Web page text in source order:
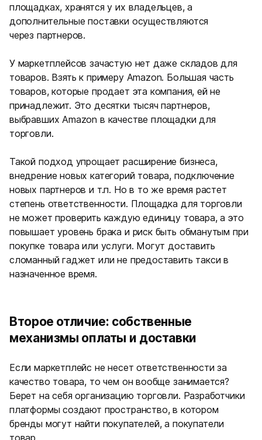
площадках, хранятся у их владельцев, а
дополнительные поставки осуществляются
через партнеров.
У маркетплейсов зачастую нет даже складов для
товаров. Взять к примеру Amazon. Большая часть
товаров, которые продает эта компания, ей не
принадлежит. Это десятки тысяч партнеров,
выбравших Amazon в качестве площадки для
торговли.
Такой подход упрощает расширение бизнеса,
внедрение новых категорий товара, подключение
новых партнеров и т.п. Но в то же время растет
степень ответственности. Площадка для торговли
не может проверить каждую единицу товара, а это
повышает уровень брака и риск быть обманутым при
покупке товара или услуги. Могут доставить
сломанный гаджет или не предоставить такси в
назначенное время.
Второе отличие: собственные
механизмы оплаты и доставки
Если маркетплейс не несет ответственности за
качество товара, то чем он вообще занимается?
Берет на себя организацию торговли. Разработчики
платформы создают пространство, в котором
бренды могут найти покупателей, а покупатели
товар.